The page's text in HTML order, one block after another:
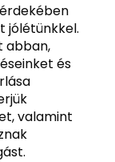
jólétünkkel.
abban,
és
valamint